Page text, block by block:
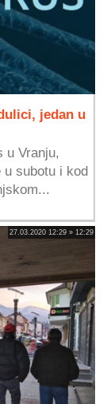
jedan u
u Vranju,
subotu i kod
27.03.2020 12:29 » 12:29